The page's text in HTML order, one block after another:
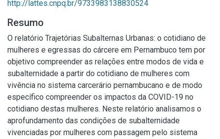
http://lattes.cnpq.br/9733983138830524
Resumo
O relatório Trajetórias Subalternas Urbanas: o cotidiano de
mulheres e egressas do cárcere em Pernambuco tem por
objetivo compreender as relações entre modos de vida e
subalternidade a partir do cotidiano de mulheres com
vivência no sistema carcerário pernambucano e de modo
específico compreender os impactos da COVID-19 no
cotidiano destas mulheres. Neste relatório analisamos o
aprofundamento das condições de subalternidade
vivenciadas por mulheres com passagem pelo sistema